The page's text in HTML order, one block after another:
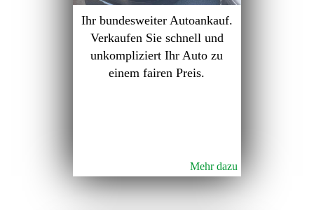
Ihr bundesweiter Autoankauf.
Verkaufen Sie schnell und
unkompliziert Ihr Auto zu
einem fairen Preis.
Mehr dazu